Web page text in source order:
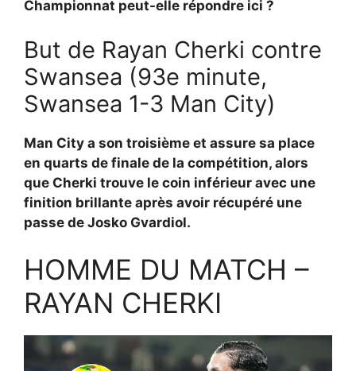
Championnat peut-elle répondre ici ?
But de Rayan Cherki contre
Swansea (93e minute,
Swansea 1-3 Man City)
Man City a son troisième et assure sa place
en quarts de finale de la compétition, alors
que Cherki trouve le coin inférieur avec une
finition brillante après avoir récupéré une
passe de Josko Gvardiol.
HOMME DU MATCH –
RAYAN CHERKI